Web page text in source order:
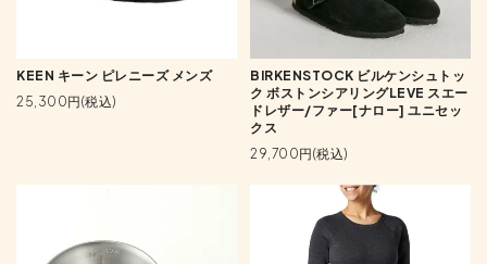
KEEN キーン ピレニーズ メンズ
25,300円(税込)
BIRKENSTOCK ビルケンシュトッ
ク ボストンシアリングLEVE スエー
ドレザー/ファー[ナロー] ユニセッ
クス
29,700円(税込)